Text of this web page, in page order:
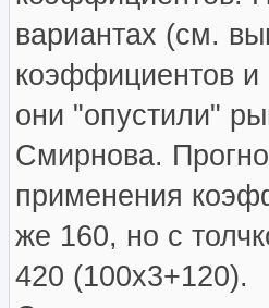
вариантах (см.
коэффициентов и
они "опустили"
Смирнова.
применения
же 160, но с
420 (100х3+120).